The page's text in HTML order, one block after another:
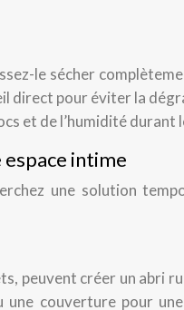
le sécher
direct pour éviter la
et de l’humidité durant
intime
une solution
peuvent créer un abri
couverture pour